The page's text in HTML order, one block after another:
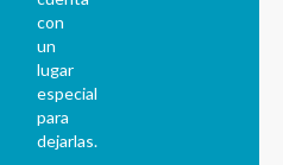
con
un
lugar
especial
para
dejarlas.